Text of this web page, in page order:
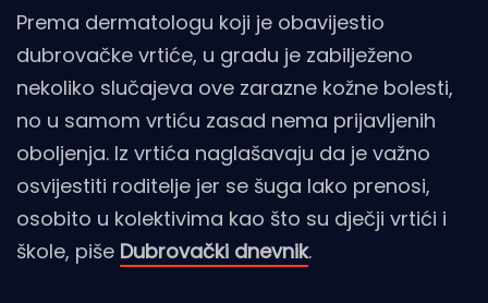
Prema dermatologu koji je obavijestio
dubrovačke vrtiće, u gradu je zabilježeno
nekoliko slučajeva ove zarazne kožne bolesti,
no u samom vrtiću zasad nema prijavljenih
oboljenja. Iz vrtića naglašavaju da je važno
osvijestiti roditelje jer se šuga lako prenosi,
osobito u kolektivima kao što su dječji vrtići i
škole, piše Dubrovački dnevnik.